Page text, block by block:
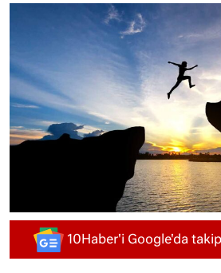
10Haber'i Google'da